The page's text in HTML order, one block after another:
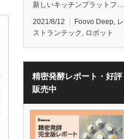
新しいキッチンプラットフ…
2021/8/12 Foovo Deep, レ
ストランテック , ロボット
精密発酵レポート・好評
販売中